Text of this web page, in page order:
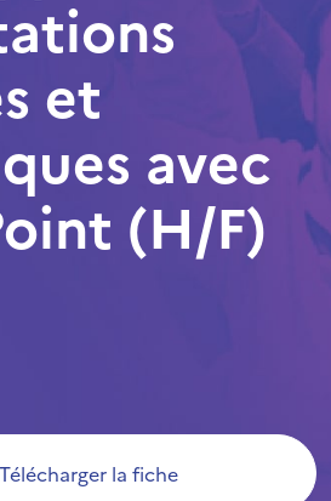
et
avec
(H/F)
Télécharger la fiche